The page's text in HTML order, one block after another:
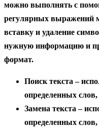
можно выполнять с
регулярных выражений
вставку и удаление
нужную информацию и
формат.
Поиск текста –
определенных
Замена текста –
определенных